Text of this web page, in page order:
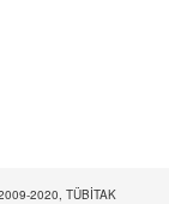
2020, TÜBİTAK